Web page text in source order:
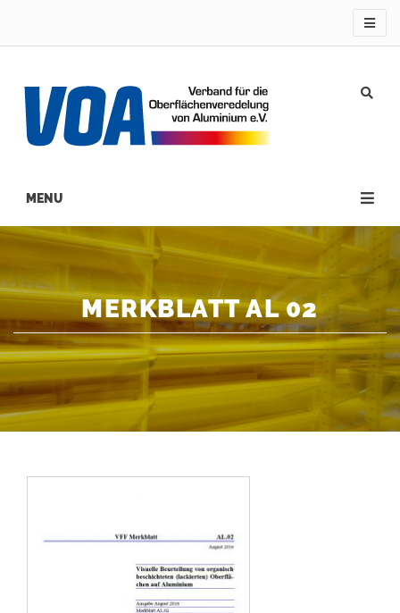
navigation
MERKBLATT AL 02